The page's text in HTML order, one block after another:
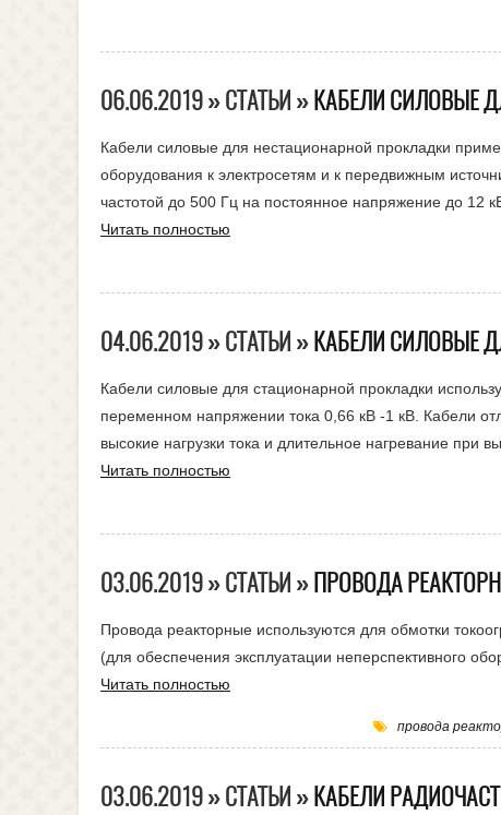
06.06.2019 » СТАТЬИ »КАБЕЛИ СИЛОВЫЕ
Кабели силовые для нестационарной прокладки
оборудования к электросетям и к передвижным
частотой до 500 Гц на постоянное напряжение до 12
Читать полностью
04.06.2019 » СТАТЬИ »КАБЕЛИ СИЛОВЫЕ
Кабели силовые для стационарной прокладки
переменном напряжении тока 0,66 кВ -1 кВ. Кабели
высокие нагрузки тока и длительное нагревание при
Читать полностью
03.06.2019 » СТАТЬИ »ПРОВОДА
Провода реакторные используются для обмотки
(для обеспечения эксплуатации неперспективного
Читать полностью
провода
03.06.2019 » СТАТЬИ »КАБЕЛИ